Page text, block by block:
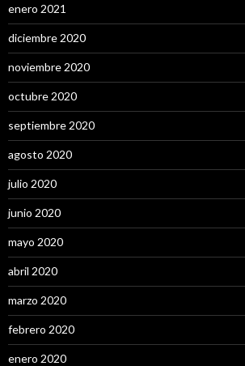
enero 2021
diciembre 2020
noviembre 2020
octubre 2020
septiembre 2020
agosto 2020
julio 2020
junio 2020
mayo 2020
abril 2020
marzo 2020
febrero 2020
enero 2020